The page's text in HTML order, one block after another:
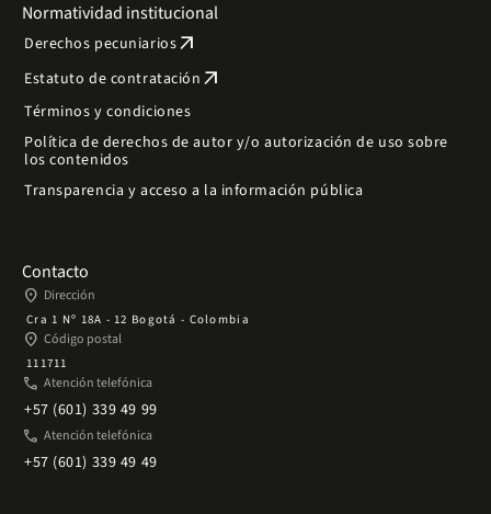
Normatividad institucional
Derechos pecuniariosarrow_outward
Estatuto de contratación arrow_outward
Términos y condiciones
Política de derechos de autor y/o autorización de uso sobre
los contenidos
Transparencia y acceso a la información pública
Contacto
place Dirección
Cra 1 Nº 18A - 12 Bogotá - Colombia
place Código postal
111711
phone Atención telefónica
+57 (601) 339 49 99
phone Atención telefónica
+57 (601) 339 49 49